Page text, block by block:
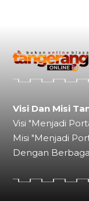
Visi Dan Misi
Visi "Menjadi
Misi "Menjadi
Dengan